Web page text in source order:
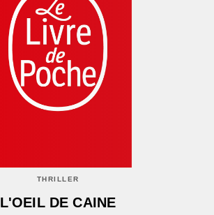
THRILLER
L'OEIL DE CAINE